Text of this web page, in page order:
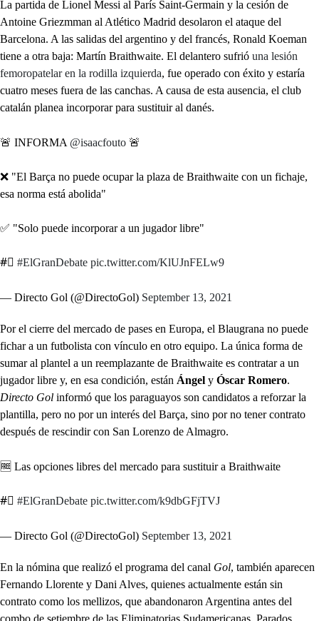
La partida de Lionel Messi al París Saint-Germain y la cesión de
Antoine Griezmman al Atlético Madrid desolaron el ataque del
Barcelona. A las salidas del argentino y del francés, Ronald Koeman
tiene a otra baja: Martín Braithwaite. El delantero sufrió una lesión
femoropatelar en la rodilla izquierda, fue operado con éxito y estaría
cuatro meses fuera de las canchas. A causa de esta ausencia, el club
catalán planea incorporar para sustituir al danés.
🚨 INFORMA @isaacfouto 🚨
❌ "El Barça no puede ocupar la plaza de Braithwaite con un fichaje,
esa norma está abolida"
✅ "Solo puede incorporar a un jugador libre"
#⃣ #ElGranDebate pic.twitter.com/KlUJnFELw9
— Directo Gol (@DirectoGol) September 13, 2021
Por el cierre del mercado de pases en Europa, el Blaugrana no puede
fichar a un futbolista con vínculo en otro equipo. La única forma de
sumar al plantel a un reemplazante de Braithwaite es contratar a un
jugador libre y, en esa condición, están Ángel y Óscar Romero.
Directo Gol informó que los paraguayos son candidatos a reforzar la
plantilla, pero no por un interés del Barça, sino por no tener contrato
después de rescindir con San Lorenzo de Almagro.
🆓 Las opciones libres del mercado para sustituir a Braithwaite
#⃣ #ElGranDebate pic.twitter.com/k9dbGFjTVJ
— Directo Gol (@DirectoGol) September 13, 2021
En la nómina que realizó el programa del canal Gol, también aparecen
Fernando Llorente y Dani Alves, quienes actualmente están sin
contrato como los mellizos, que abandonaron Argentina antes del